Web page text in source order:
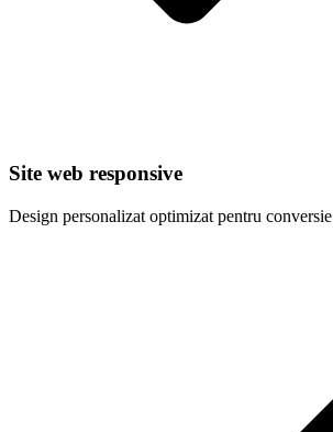
Site web responsive
Design personalizat optimizat pentru conversie